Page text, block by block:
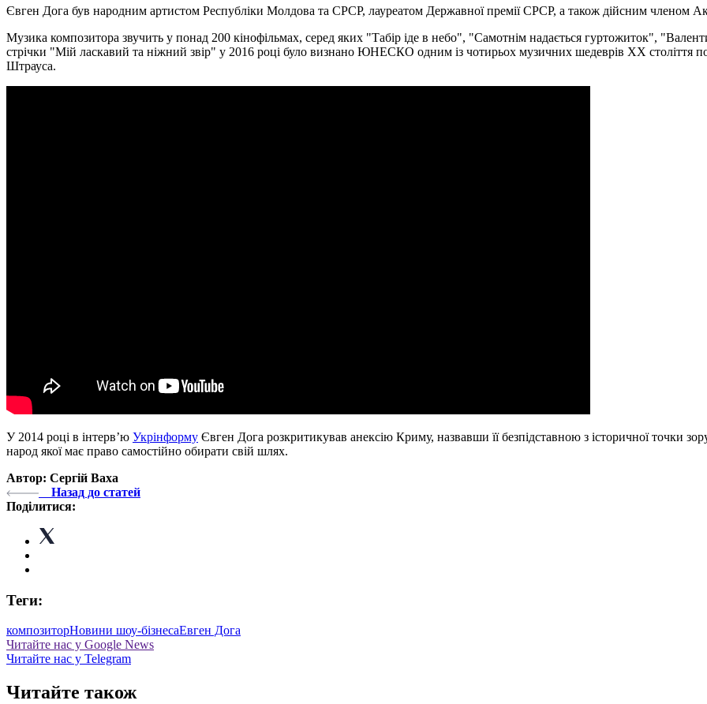
Євген Дога був народним артистом Республіки Молдова та СРСР, лауреатом Державної премії СРСР, а також дійсним членом
Музика композитора звучить у понад 200 кінофільмах, серед яких "Табір іде в небо", "Самотнім надається гуртожиток",
стрічки "Мій ласкавий та ніжний звір" у 2016 році було визнано ЮНЕСКО одним із чотирьох музичних шедеврів XX століття
Штрауса.
У 2014 році в інтерв’ю Укрінформу Євген Дога розкритикував анексію Криму, назвавши її безпідставною з історичної точки
народ якої має право самостійно обирати свій шлях.
Автор: Сергій Ваха
Назад до статей
Поділитися:
Теги:
композиторНовини шоу-бізнесаЕвген Дога
Читайте нас у Google News
Читайте нас у Telegram
Читайте також